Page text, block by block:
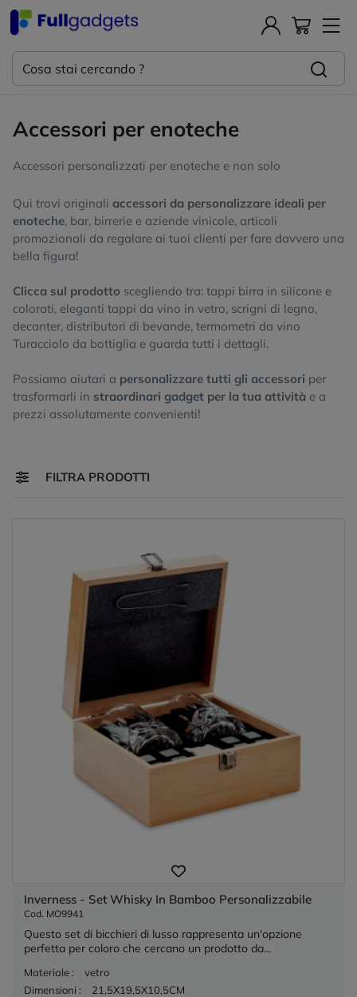
Accessori per enoteche
Accessori personalizzati per enoteche e non solo
Qui trovi originali accessori da personalizzare ideali per
enoteche, bar, birrerie e aziende vinicole, articoli
promozionali da regalare ai tuoi clienti per fare davvero una
bella figura!
Clicca sul prodotto scegliendo tra: tappi birra in silicone e
colorati, eleganti tappi da vino in vetro, scrigni di legno,
decanter, distributori di bevande, termometri da vino
Turacciolo da bottiglia e guarda tutti i dettagli.
Possiamo aiutari a personalizzare tutti gli accessori per
trasformarli in straordinari gadget per la tua attività e a
prezzi assolutamente convenienti!
Toggle navigation
FILTRA PRODOTTI
Inverness - Set Whisky In Bamboo Personalizzabile
Cod. MO9941
Questo set di bicchieri di lusso rappresenta un'opzione
perfetta per coloro che cercano un prodotto da...
Materiale :
vetro
Dimensioni :
21,5X19,5X10,5CM